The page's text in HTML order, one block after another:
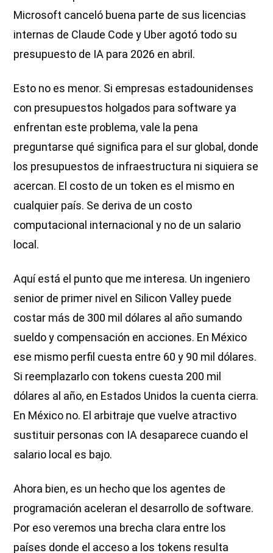
Microsoft canceló buena parte de sus licencias
internas de Claude Code y Uber agotó todo su
presupuesto de IA para 2026 en abril.
Esto no es menor. Si empresas estadounidenses
con presupuestos holgados para software ya
enfrentan este problema, vale la pena
preguntarse qué significa para el sur global, donde
los presupuestos de infraestructura ni siquiera se
acercan. El costo de un token es el mismo en
cualquier país. Se deriva de un costo
computacional internacional y no de un salario
local.
Aquí está el punto que me interesa. Un ingeniero
senior de primer nivel en Silicon Valley puede
costar más de 300 mil dólares al año sumando
sueldo y compensación en acciones. En México
ese mismo perfil cuesta entre 60 y 90 mil dólares.
Si reemplazarlo con tokens cuesta 200 mil
dólares al año, en Estados Unidos la cuenta cierra.
En México no. El arbitraje que vuelve atractivo
sustituir personas con IA desaparece cuando el
salario local es bajo.
Ahora bien, es un hecho que los agentes de
programación aceleran el desarrollo de software.
Por eso veremos una brecha clara entre los
países donde el acceso a los tokens resulta